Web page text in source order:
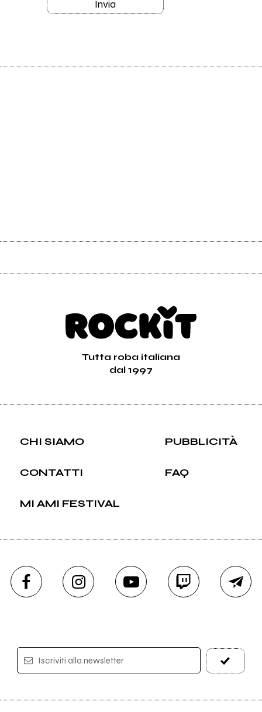
Invia
Tutta roba italiana
dal 1997
CHI SIAMO PUBBLICITÀ
CONTATTI FAQ
MI AMI FESTIVAL
Iscriviti alla newsletter